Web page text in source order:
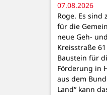
07.08.2026
Roge. Es sind
für die
neue Geh-
Kreisstraße
Baustein für
Förderung in
aus dem
Land“ kann